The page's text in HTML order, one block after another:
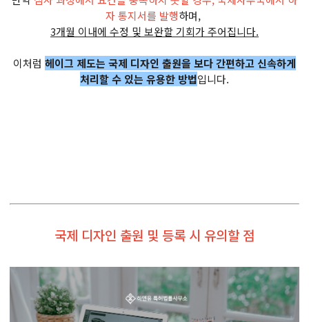
자 통지서를 발행하며,
3개월 이내에 수정 및 보완할 기회가 주어집니다.
이처럼 헤이그 제도는 국제 디자인 출원을 보다 간편하고 신속하게
처리할 수 있는 유용한 방법입니다.
국제 디자인 출원 및 등록 시 유의할 점